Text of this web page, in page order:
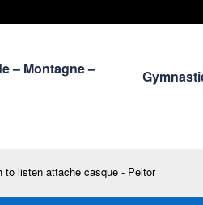
– Montagne –
to listen attache casque - Peltor